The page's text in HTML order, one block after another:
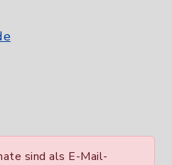
sind als E-Mail-